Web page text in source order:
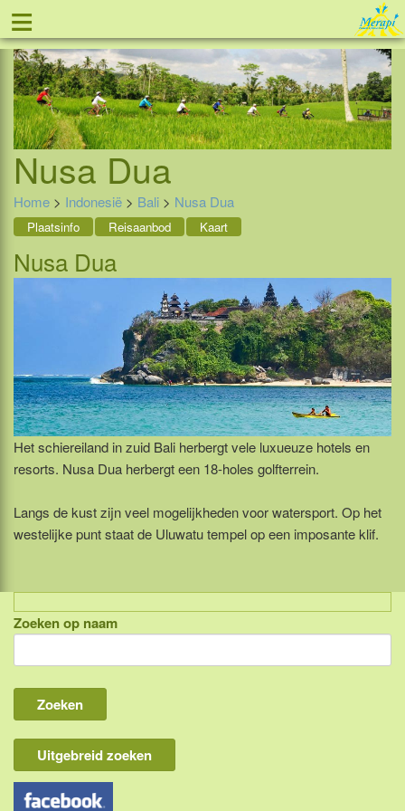
≡ Tel: 088 - 81 11 999
Nusa Dua
Home > Indonesië > Bali > Nusa Dua
Plaatsinfo Reisaanbod Kaart
Nusa Dua
Het schiereiland in zuid Bali herbergt vele luxueuze hotels en
resorts. Nusa Dua herbergt een 18-holes golfterrein.
Langs de kust zijn veel mogelijkheden voor watersport. Op het
westelijke punt staat de Uluwatu tempel op een imposante klif.
Indonesië, eilandcombinaties
Bali
Lombok
Flores & Komodo
Overige Sunda eilanden
Java
Zoeken op naam
Uitgebreid zoeken